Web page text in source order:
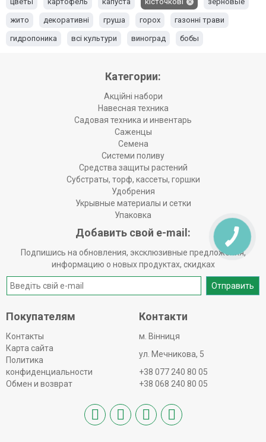
жито декоративні груша горох газонні трави
гидропоника всі культури виноград бобы
Категории:
Акційні набори
Навесная техника
Садовая техника и инвентарь
Саженцы
Семена
Системи поливу
Средства защиты растений
Субстраты, торф, кассеты, горшки
Удобрения
Укрывные материалы и сетки
Упаковка
Добавить свой e-mail:
Подпишись на обновления, эксклюзивные предложения,
информацию о новых продуктах, скидках
Отправить
Покупателям
Контакты
Карта сайта
Политика
конфиденциальности
Обмен и возврат
Контакти
м. Вінниця
ул. Мечникова, 5
+38 077 240 80 05
+38 068 240 80 05